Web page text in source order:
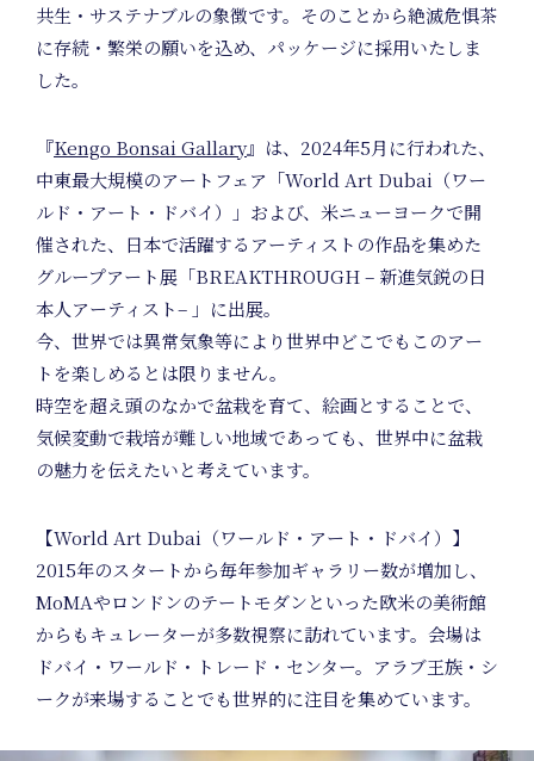
Art
Project
Product
共生・サステナブルの象徴です。そのことから絶滅危惧茶
に存続・繁栄の願いを込め、パッケージに採用いたしま
した。
『Kengo Bonsai Gallary』は、2024年5月に行われた、
中東最大規模のアートフェア「World Art Dubai（ワー
ルド・アート・ドバイ）」および、米ニューヨークで開
催された、日本で活躍するアーティストの作品を集めた
グループアート展「BREAKTHROUGH – 新進気鋭の日
本人アーティスト– 」に出展。
今、世界では異常気象等により世界中どこでもこのアー
トを楽しめるとは限りません。
時空を超え頭のなかで盆栽を育て、絵画とすることで、
気候変動で栽培が難しい地域であっても、世界中に盆栽
の魅力を伝えたいと考えています。
【World Art Dubai（ワールド・アート・ドバイ）】
2015年のスタートから毎年参加ギャラリー数が増加し、
MoMAやロンドンのテートモダンといった欧米の美術館
からもキュレーターが多数視察に訪れています。会場は
ドバイ・ワールド・トレード・センター。アラブ王族・シ
ークが来場することでも世界的に注目を集めています。